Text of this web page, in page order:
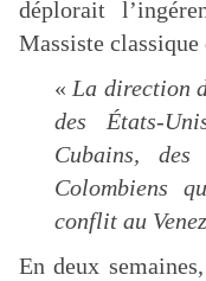
déplorait
Massiste classique
« La direction
des États-
Cubains,
Colombiens
conflit au
En deux